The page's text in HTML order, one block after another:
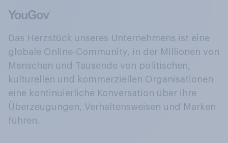
Das Herzstück unseres Unternehmens ist eine
globale Online-Community, in der Millionen von
Menschen und Tausende von politischen,
kulturellen und kommerziellen Organisationen
eine kontinuierliche Konversation über ihre
Überzeugungen, Verhaltensweisen und Marken
führen.